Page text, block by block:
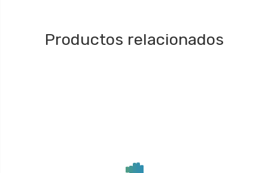
Productos relacionados